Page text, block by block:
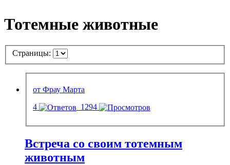
Тотемные животные
Страницы:
от Фрау Марта
4
1294
Встреча со своим тотемным
животным